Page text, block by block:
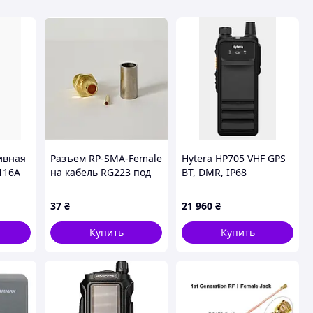
Разъем RP-SMA-Female
на кабель RG223 под
37 ₴
Купить
Hytera HP705 VHF GPS
BT, DMR, IP68
цифровая рация.
ОРИГИНАЛ
21 960 ₴
Купить